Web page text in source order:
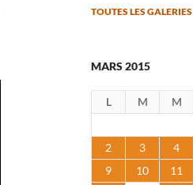
TOUTES LES GALERIES
MARS 2015
L M M
2
3 4
9
10 11